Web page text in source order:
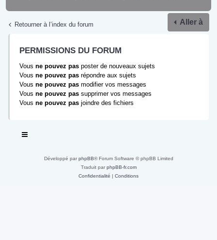
Retourner à l’index du forum Aller à
PERMISSIONS DU FORUM
Vous ne pouvez pas poster de nouveaux sujets
Vous ne pouvez pas répondre aux sujets
Vous ne pouvez pas modifier vos messages
Vous ne pouvez pas supprimer vos messages
Vous ne pouvez pas joindre des fichiers
Développé parphpBB® Forum Software © phpBB Limited
Traduit parphpBB-fr.com
Confidentialité
Conditions